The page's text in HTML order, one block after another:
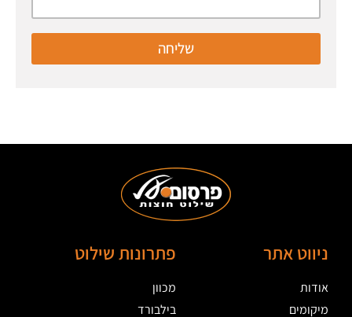
שליחה
ניווט אתר
אודות
מיקומים
פתרונות שילוט
מכוון
בילבורד